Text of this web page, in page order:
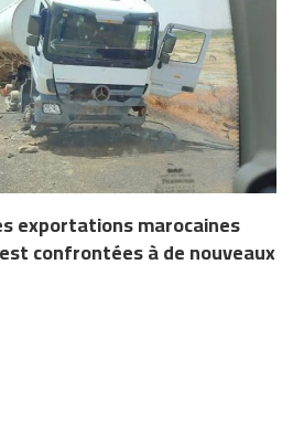
exportations marocaines
confrontées à de nouveaux